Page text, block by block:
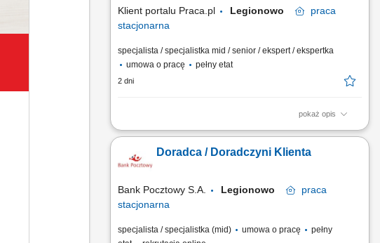
Klient portalu Praca.pl Legionowo
praca
stacjonarna
specjalista / specjalistka mid / senior / ekspert / ekspertka
umowa o pracę
pełny etat
2 dni
pokaż opis
Aktywne pozyskiwanie klientów i budowanie z nimi
dopasowywanie odpowiednich rozwiązań finansowych.
Sprzedaż produktów bankowych, w tym funduszy
firm z sektora MŚP....
Doradca / Doradczyni Klienta
Bank Pocztowy S.A. Legionowo
praca
stacjonarna
specjalista / specjalistka (mid) umowa o pracę
pełny